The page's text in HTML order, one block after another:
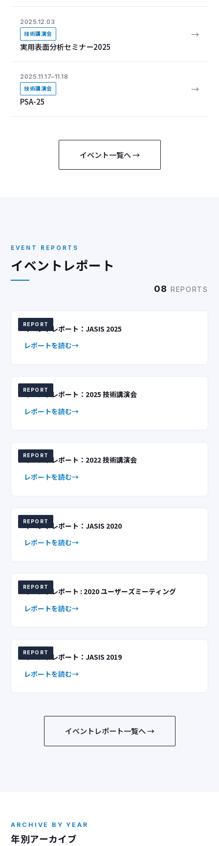
2025.12.03
技術講演会
実用表面分析セミナー2025
→
2025.11.17–11.18
技術講演会
PSA-25
→
イベント一覧へ →
EVENT REPORTS
イベントレポート
08 REPORTS
REPORT
イベントレポート：JASIS 2025
レポートを読む
REPORT
イベントレポート：2025 技術講演会
レポートを読む
REPORT
イベントレポート：2022 技術講演会
レポートを読む
REPORT
イベントレポート：JASIS 2020
レポートを読む
REPORT
イベントレポート : 2020 ユーザーズミーティング
レポートを読む
REPORT
イベントレポート：JASIS 2019
レポートを読む
イベントレポート一覧へ →
ARCHIVE BY YEAR
年別アーカイブ